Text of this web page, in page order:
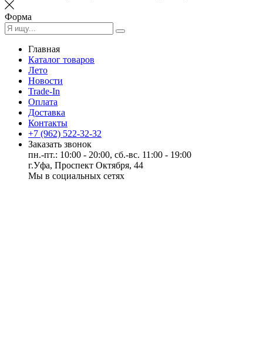
Форма
Главная
Каталог товаров
Лето
Новости
Trade-In
Оплата
Доставка
Контакты
+7 (962) 522-32-32
Заказать звонок
пн.-пт.: 10:00 - 20:00, сб.-вс. 11:00 - 19:00
г.Уфа, Проспект Октября, 44
Мы в социальных сетях